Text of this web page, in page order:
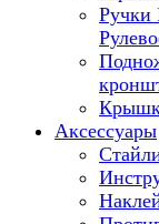
Ручки
Аксессуары